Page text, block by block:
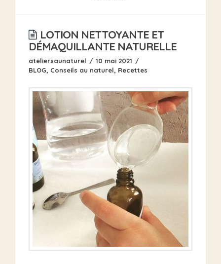
LOTION NETTOYANTE ET
DÉMAQUILLANTE NATURELLE
ateliersaunaturel
10 mai 2021
BLOG, Conseils au naturel, Recettes